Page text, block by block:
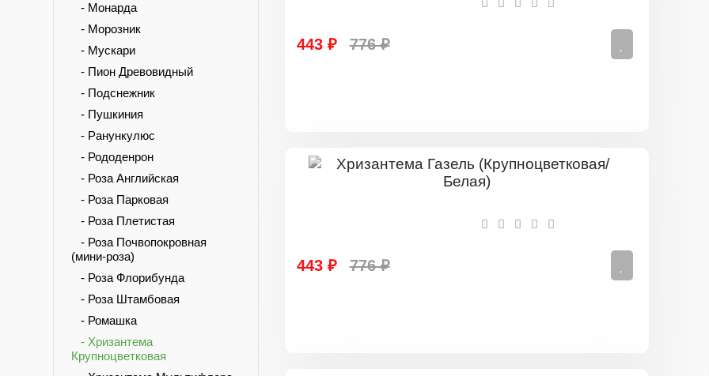
- Монарда
- Морозник
- Мускари
- Пион Древовидный
- Подснежник
- Пушкиния
- Ранункулюс
- Рододенрон
- Роза Английская
- Роза Парковая
- Роза Плетистая
- Роза Почвопокровная
(мини-роза)
- Роза Флорибунда
- Роза Штамбовая
- Ромашка
- Хризантема
Крупноцветковая
443 ₽ 776 ₽
443 ₽ 776 ₽